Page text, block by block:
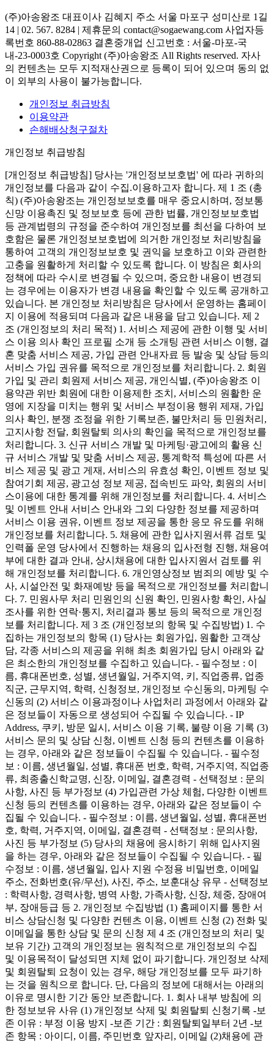
(주)아송왕조 대표이사 김혜지 주소 서울 마포구 성미산로 1길
14 | 02. 567. 8284 | 제휴문의 contact@sogaewang.com 사업자등
록번호 860-88-02863 결혼중개업 신고번호 : 서울-마포-국
내-23-0003호 Copyright (주)아송왕조 All Rights reserved. 자사
의 컨텐츠는 모두 지적재산권으로 등록이 되어 있으며 동의 없
이 외부의 사용이 불가능합니다.
개인정보 취급방침
이용약관
손해배상청구절차
개인정보 취급방침
[개인정보 취급방침] 당사는 '개인정보보호법' 에 따라 귀하의
개인정보를 다음과 같이 수집.이용하고자 합니다. 제 1 조 (총
칙) (주)아송왕조는 개인정보보호를 매우 중요시하며, 정보통
신망 이용촉진 및 정보보호 등에 관한 법률, 개인정보보호법
등 관계법령의 규정을 준수하여 개인정보를 최선을 다하여 보
호함은 물론 개인정보보호법에 의거한 개인정보 처리방침을
통하여 고객의 개인정보보호 및 권익을 보호하고 이와 관련한
고충을 원활하게 처리할 수 있도록 합니다. 이 방침은 회사의
정책에 따라 수시로 변경될 수 있으며, 중요한 내용이 변경되
는 경우에는 이용자가 변경 내용을 확인할 수 있도록 공개하고
있습니다. 본 개인정보 처리방침은 당사에서 운영하는 홈페이
지 이용에 적용되며 다음과 같은 내용을 담고 있습니다. 제 2
조 (개인정보의 처리 목적) 1. 서비스 제공에 관한 이행 및 서비
스 이용 의사 확인 프로필 소개 등 소개팅 관련 서비스 이행, 결
혼 맞춤 서비스 제공, 가입 관련 안내자료 등 발송 및 상담 등의
서비스 가입 권유를 목적으로 개인정보를 처리합니다. 2. 회원
가입 및 관리 회원제 서비스 제공, 개인식별, (주)아송왕조 이
용약관 위반 회원에 대한 이용제한 조치, 서비스의 원활한 운
영에 지장을 미치는 행위 및 서비스 부정이용 행위 제재, 가입
의사 확인, 분쟁 조정을 위한 기록보존, 불만처리 등 민원처리,
고지사항 전달, 회원탈퇴 의사의 확인을 목적으로 개인정보를
처리합니다. 3. 신규 서비스 개발 및 마케팅·광고에의 활용 신
규 서비스 개발 및 맞춤 서비스 제공, 통계학적 특성에 따른 서
비스 제공 및 광고 게재, 서비스의 유효성 확인, 이벤트 정보 및
참여기회 제공, 광고성 정보 제공, 접속빈도 파악, 회원의 서비
스이용에 대한 통계를 위해 개인정보를 처리합니다. 4. 서비스
및 이벤트 안내 서비스 안내와 그외 다양한 정보를 제공하며
서비스 이용 권유, 이벤트 정보 제공을 통한 응모 유도를 위해
개인정보를 처리합니다. 5. 채용에 관한 입사지원서류 검토 및
인력폴 운영 당사에서 진행하는 채용의 입사전형 진행, 채용여
부에 대한 결과 안내, 상시채용에 대한 입사지원서 검토를 위
해 개인정보를 처리합니다. 6. 개인영상정보 범죄의 예방 및 수
사, 시설안전 및 화재예방 등을 목적으로 개인정보를 처리합니
다. 7. 민원사무 처리 민원인의 신원 확인, 민원사항 확인, 사실
조사를 위한 연락·통지, 처리결과 통보 등의 목적으로 개인정
보를 처리합니다. 제 3 조 (개인정보의 항목 및 수집방법) 1. 수
집하는 개인정보의 항목 (1) 당사는 회원가입, 원활한 고객상
담, 각종 서비스의 제공을 위해 최초 회원가입 당시 아래와 같
은 최소한의 개인정보를 수집하고 있습니다. - 필수정보 : 이
름, 휴대폰번호, 성별, 생년월일, 거주지역, 키, 직업종류, 업종
직군, 근무지역, 학력, 신청정보, 개인정보 수신동의, 마케팅 수
신동의 (2) 서비스 이용과정이나 사업처리 과정에서 아래와 같
은 정보들이 자동으로 생성되어 수집될 수 있습니다. - IP
Address, 쿠키, 방문 일시, 서비스 이용 기록, 불량 이용 기록 (3)
서비스 문의 및 상담 신청, 이벤트 신청 등의 컨텐츠를 이용하
는 경우, 아래와 같은 정보들이 수집될 수 있습니다. - 필수정
보 : 이름, 생년월일, 성별, 휴대폰 번호, 학력, 거주지역, 직업종
류, 최종출신학교명, 신장, 이메일, 결혼경력 - 선택정보 : 문의
사항, 사진 등 부가정보 (4) 가입관련 가상 체험, 다양한 이벤트
신청 등의 컨텐츠를 이용하는 경우, 아래와 같은 정보들이 수
집될 수 있습니다. - 필수정보 : 이름, 생년월일, 성별, 휴대폰번
호, 학력, 거주지역, 이메일, 결혼경력 - 선택정보 : 문의사항,
사진 등 부가정보 (5) 당사의 채용에 응시하기 위해 입사지원
을 하는 경우, 아래와 같은 정보들이 수집될 수 있습니다. - 필
수정보 : 이름, 생년월일, 입사 지원 수정용 비밀번호, 이메일
주소, 전화번호(유/무선), 사진, 주소, 보훈대상 유무 - 선택정보
: 학력사항, 경력사항, 병역 사항, 가족사항, 신장, 체중, 장애여
부, 장애등급 등 2. 개인정보 수집방법 (1) 홈페이지를 통한 서
비스 상담신청 및 다양한 컨텐츠 이용, 이벤트 신청 (2) 전화 및
이메일을 통한 상담 및 문의 신청 제 4 조 (개인정보의 처리 및
보유 기간) 고객의 개인정보는 원칙적으로 개인정보의 수집
및 이용목적이 달성되면 지체 없이 파기합니다. 개인정보 삭제
및 회원탈퇴 요청이 있는 경우, 해당 개인정보를 모두 파기하
는 것을 원칙으로 합니다. 단, 다음의 정보에 대해서는 아래의
이유로 명시한 기간 동안 보존합니다. 1. 회사 내부 방침에 의
한 정보보유 사유 (1) 개인정보 삭제 및 회원탈퇴 신청기록 -보
존 이유 : 부정 이용 방지 -보존 기간 : 회원탈퇴일부터 2년 -보
존 항목 : 아이디, 이름, 주민번호 앞자리, 이메일 (2)채용에 관